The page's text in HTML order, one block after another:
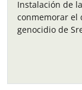
Instalación de
conmemorar el
genocidio de